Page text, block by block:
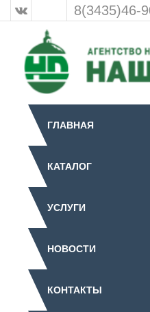
8(3435)46-
ГЛАВНАЯ
КАТАЛОГ
УСЛУГИ
НОВОСТИ
КОНТАКТЫ